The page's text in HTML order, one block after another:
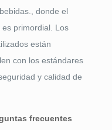
donde el
primordial. Los
están
con los estándares
y calidad de
frecuentes